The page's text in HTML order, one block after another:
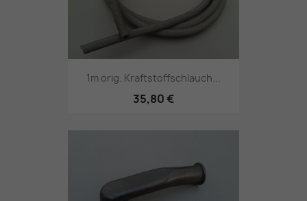
1m orig. Kraftstoffschlauch...
35,80 €